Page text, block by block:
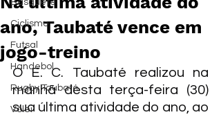
Basquete
Ciclismo
Futsal
Handebol
Rugby Taubaté
Vôlei
ano, Taubaté vence em
jogo-treino
O E. C. Taubaté realizou na
manhã desta terça-feira (30)
sua última atividade do ano, ao